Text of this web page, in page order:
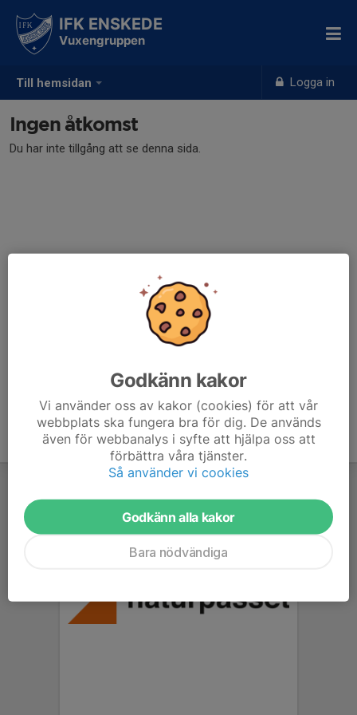
Till hemsidan Logga in
IFK ENSKEDE
Vuxengruppen
Ingen åtkomst
Du har inte tillgång att se denna sida.
Godkänn kakor
Vi använder oss av kakor (cookies) för att vår
webbplats ska fungera bra för dig. De används
även för webbanalys i syfte att hjälpa oss att
förbättra våra tjänster.
Så använder vi cookies
Godkänn alla kakor
Bara nödvändiga